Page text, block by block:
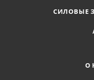
СИЛОВЫЕ
О